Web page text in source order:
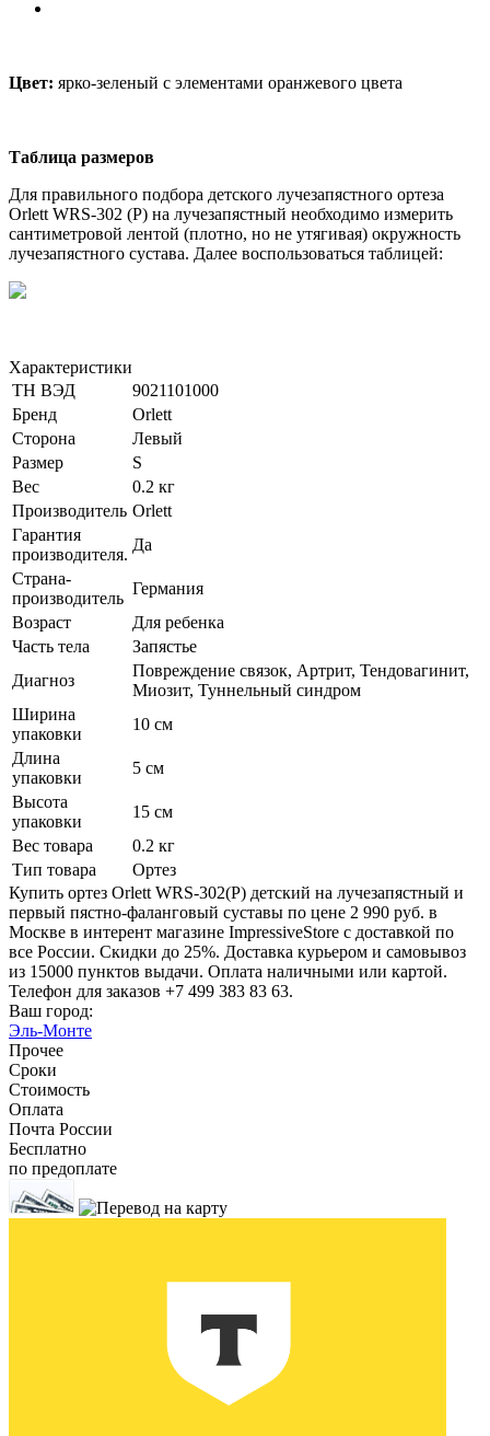
Цвет: ярко-зеленый с элементами оранжевого цвета
Таблица размеров
Для правильного подбора детского лучезапястного ортеза
Orlett WRS-302 (P) на лучезапястный необходимо измерить
сантиметровой лентой (плотно, но не утягивая) окружность
лучезапястного сустава. Далее воспользоваться таблицей:
Характеристики
ТН ВЭД
9021101000
Бренд
Orlett
Сторона
Левый
Размер
S
Вес
0.2 кг
Производитель Orlett
Гарантия
производителя.
Да
Страна-
производитель
Германия
Возраст
Для ребенка
Часть тела
Запястье
Диагноз
Повреждение связок, Артрит, Тендовагинит,
Миозит, Туннельный синдром
Ширина
упаковки
10 см
Длина
упаковки
5 см
Высота
упаковки
15 см
Вес товара
0.2 кг
Тип товара
Ортез
Купить ортез Orlett WRS-302(P) детский на лучезапястный и
первый пястно-фаланговый суставы по цене 2 990 руб. в
Москве в интерент магазине ImpressiveStore с доставкой по
все России. Скидки до 25%. Доставка курьером и самовывоз
из 15000 пунктов выдачи. Оплата наличными или картой.
Телефон для заказов +7 499 383 83 63.
Ваш город:
Эль-Монте
Прочее
Сроки
Стоимость
Оплата
Почта России
Бесплатно
по предоплате